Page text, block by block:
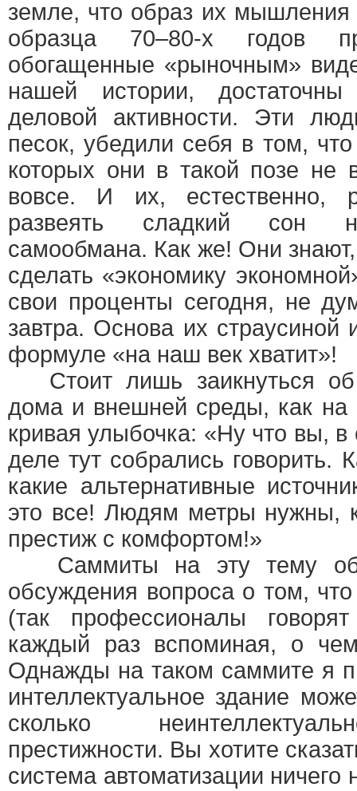
земле, что образ их мышления
образца 70–80-х годов
обогащенные «рыночным»
нашей истории,
деловой активности. Эти
песок, убедили себя в том,
которых они в такой позе не
вовсе. И их, естественно,
развеять сладкий сон
самообмана. Как же! Они
сделать «экономику
свои проценты сегодня, не
завтра. Основа их страусиной
формуле «на наш век хватит»!
Стоит лишь заикнуться об
дома и внешней среды, как на
кривая улыбочка: «Ну что вы,
деле тут собрались говорить.
какие альтернативные
это все! Людям метры нужны,
престиж с комфортом!»
Саммиты на эту тему
обсуждения вопроса о том,
(так профессионалы
каждый раз вспоминая, о
Однажды на таком саммите я
интеллектуальное здание
сколько
престижности. Вы хотите
система автоматизации ничего